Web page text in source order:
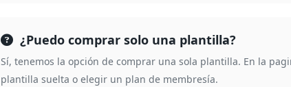
¿Puedo comprar solo una plantilla?
Sí, tenemos la opción de comprar una sola plantilla. En la
plantilla suelta o elegir un plan de membresía.